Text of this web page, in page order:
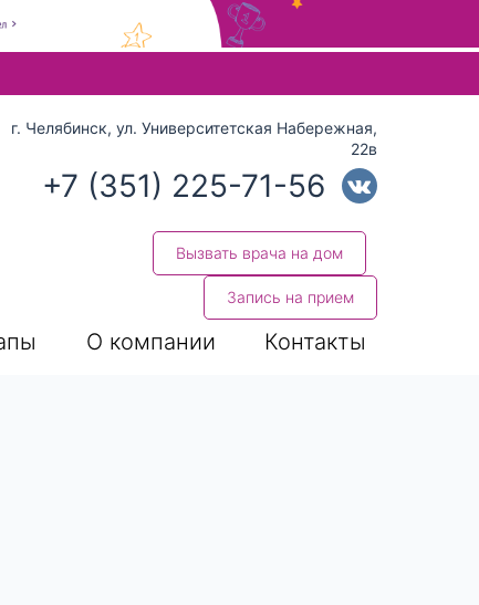
вверх и вниз для выбора и Enter для перехода на
г. Челябинск, ул. Университетская Набережная,
22в
+7 (351) 225-71-56
Вызвать врача на дом
Запись на прием
О компании Контакты